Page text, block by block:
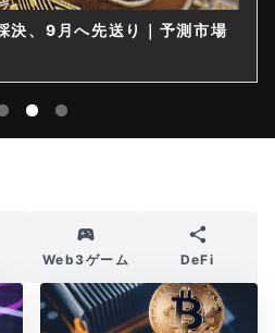
決、9月へ先送り｜予測市場
Web3ゲーム DeFi